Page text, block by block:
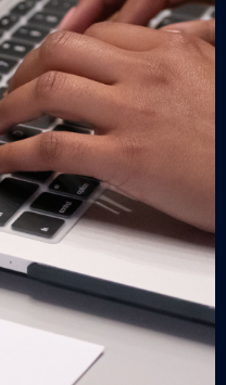
合,以後免除晚餐吃什麽的煩
載